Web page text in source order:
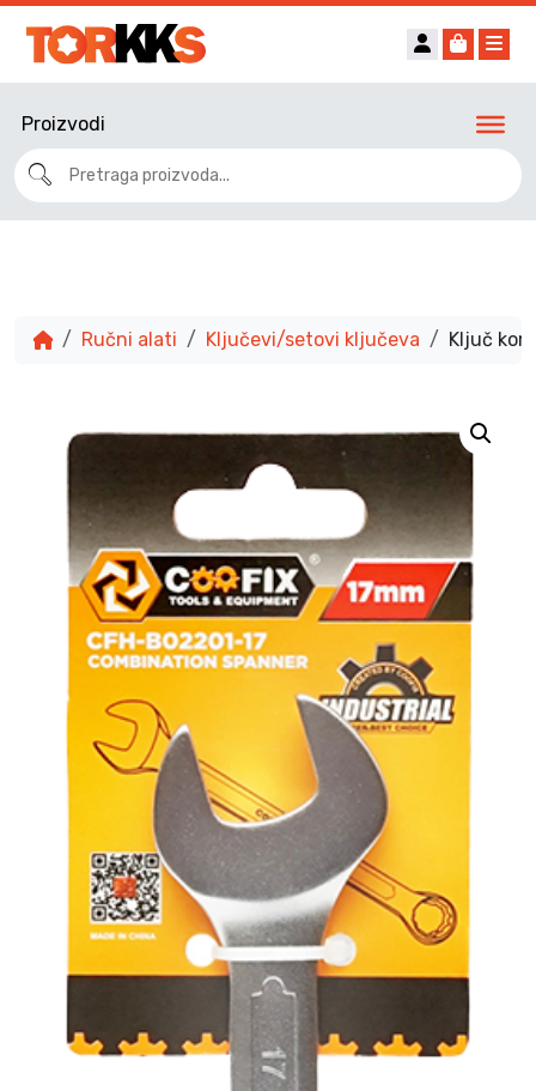
Account
Cart
Proizvodi
Ručni alati Ključevi/setovi ključeva Ključ